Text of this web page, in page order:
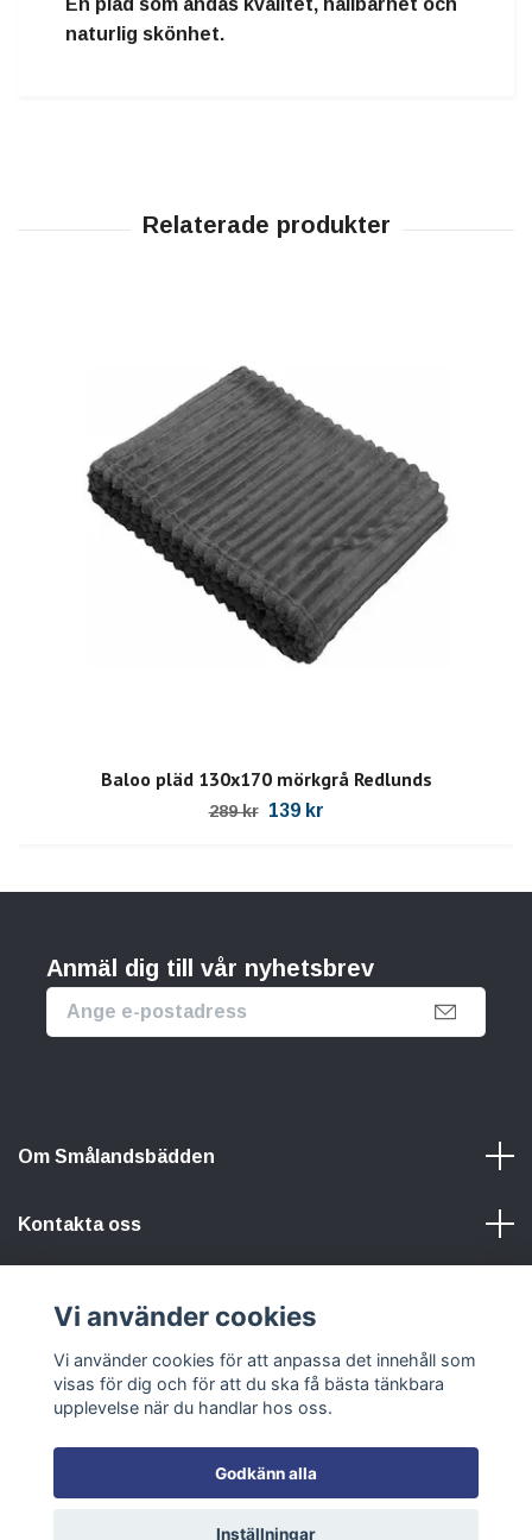
En pläd som andas kvalitet, hållbarhet och
naturlig skönhet.
Baloo pläd 130x170 mörkgrå Redlunds
289 kr 139 kr
Anmäl dig till vår nyhetsbrev
Om Smålandsbädden
Kontakta oss
Sociala medier
© 2026 Smålandsbädden
Vi använder cookies
Vi använder cookies för att anpassa det innehåll som
visas för dig och för att du ska få bästa tänkbara
upplevelse när du handlar hos oss.
Godkänn alla
Inställningar